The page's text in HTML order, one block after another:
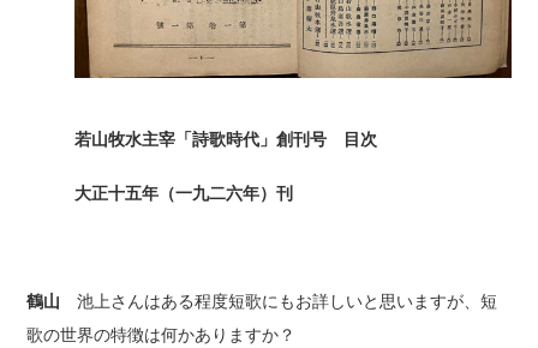
若山牧水主宰「詩歌時代」創刊号 目次
大正十五年（一九二六年）刊
鶴山 池上さんはある程度短歌にもお詳しいと思いますが、短
歌の世界の特徴は何かありますか？